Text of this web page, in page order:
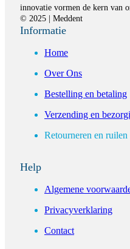
innovatie vormen de kern van
© 2025 | Meddent
Informatie
Home
Over Ons
Bestelling en betaling
Verzending en
Retourneren en ruilen
Help
Algemene
Privacyverklaring
Contact